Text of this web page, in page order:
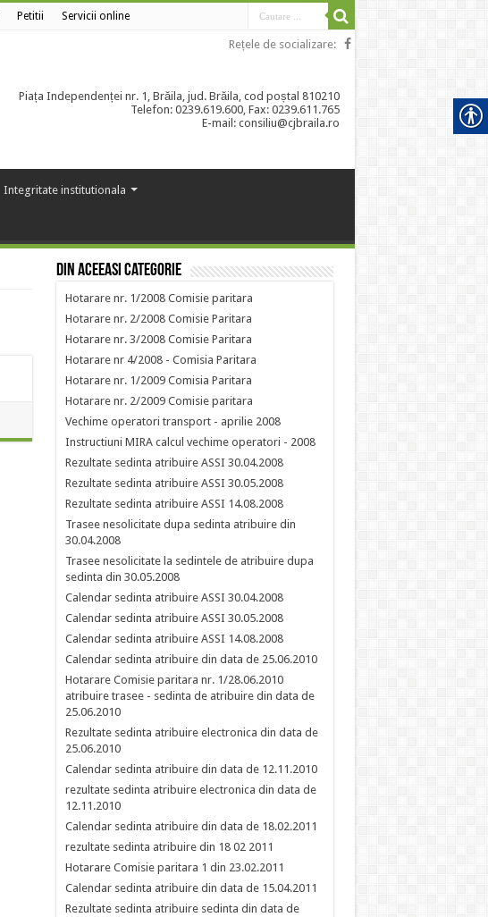
Petitii Servicii online
Rețele de socializare:
Piața Independenței nr. 1, Brăila, jud. Brăila, cod poștal 810210
Telefon: 0239.619.600, Fax: 0239.611.765
E-mail: consiliu@cjbraila.ro
Integritate institutionala
Din aceeasi categorie
Hotarare nr. 1/2008 Comisie paritara
Hotarare nr. 2/2008 Comisie Paritara
Hotarare nr. 3/2008 Comisie Paritara
Hotarare nr 4/2008 - Comisia Paritara
Hotarare nr. 1/2009 Comisia Paritara
Hotarare nr. 2/2009 Comisie paritara
Vechime operatori transport - aprilie 2008
Instructiuni MIRA calcul vechime operatori - 2008
Rezultate sedinta atribuire ASSI 30.04.2008
Rezultate sedinta atribuire ASSI 30.05.2008
Rezultate sedinta atribuire ASSI 14.08.2008
Trasee nesolicitate dupa sedinta atribuire din
30.04.2008
Trasee nesolicitate la sedintele de atribuire dupa
sedinta din 30.05.2008
Calendar sedinta atribuire ASSI 30.04.2008
Calendar sedinta atribuire ASSI 30.05.2008
Calendar sedinta atribuire ASSI 14.08.2008
Calendar sedinta atribuire din data de 25.06.2010
Hotarare Comisie paritara nr. 1/28.06.2010
atribuire trasee - sedinta de atribuire din data de
25.06.2010
Rezultate sedinta atribuire electronica din data de
25.06.2010
Calendar sedinta atribuire din data de 12.11.2010
rezultate sedinta atribuire electronica din data de
12.11.2010
Calendar sedinta atribuire din data de 18.02.2011
rezultate sedinta atribuire din 18 02 2011
Hotarare Comisie paritara 1 din 23.02.2011
Calendar sedinta atribuire din data de 15.04.2011
Rezultate sedinta atribuire sedinta din data de